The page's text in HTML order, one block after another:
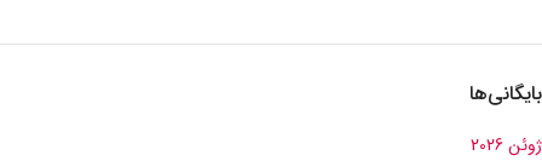
بایگانی‌ها
ژوئن 2026